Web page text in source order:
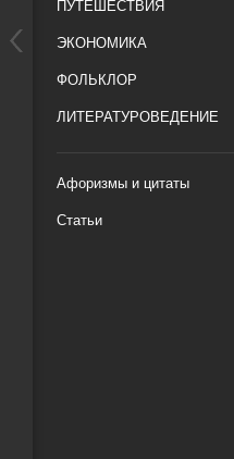
ПУТЕШЕСТВИЯ
ЭКОНОМИКА
ФОЛЬКЛОР
ЛИТЕРАТУРОВЕДЕНИЕ
Афоризмы и цитаты
Статьи